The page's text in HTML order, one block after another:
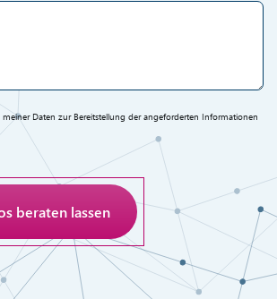
Daten zur Bereitstellung der angeforderten Informationen
Verifizierung
klicken